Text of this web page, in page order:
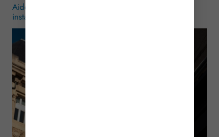
Aide à la sécurité des tabacs : précisions sur les
installateurs